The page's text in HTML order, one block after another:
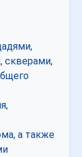
скверами,
а также